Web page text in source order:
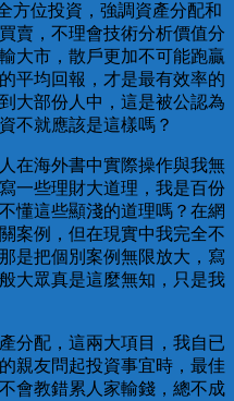
方位投資，強調資產分配和
賣，不理會技術分析價值分
大市，散戶更加不可能跑贏
平均回報，才是最有效率的
大部份人中，這是被公認為
不就應該是這樣嗎？
在海外書中實際操作與我無
一些理財大道理，我是百份
懂這些顯淺的道理嗎？在網
案例，但在現實中我完全不
是把個別案例無限放大，寫
大眾真是這麼無知，只是我
分配，這兩大項目，我自已
親友問起投資事宜時，最佳
會教錯累人家輸錢，總不成